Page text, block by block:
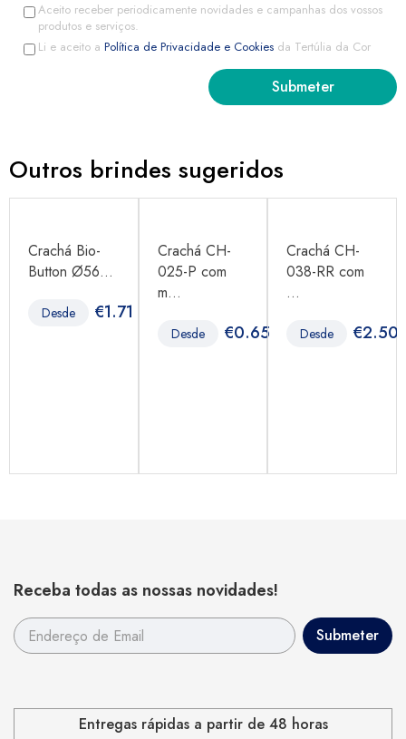
Aceito receber periodicamente novidades e campanhas dos vossos
produtos e serviços.
Li e aceito a Política de Privacidade e Cookies da Tertúlia da Cor
Outros brindes sugeridos
Crachá Bio-
Button Ø56...
Desde €1.71
Crachá CH-
025-P com
m...
Desde €0.65
Crachá CH-
038-RR com
...
Desde €2.50
Receba todas as nossas novidades!
Entregas rápidas a partir de 48 horas